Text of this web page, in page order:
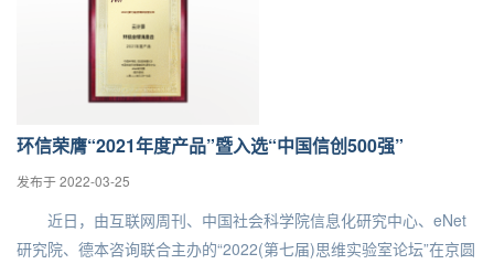
环信荣膺“2021年度产品”暨入选“中国信创500强”
发布于 2022-03-25
近日，由互联网周刊、中国社会科学院信息化研究中心、eNet
研究院、德本咨询联合主办的“2022(第七届)思维实验室论坛”在京圆